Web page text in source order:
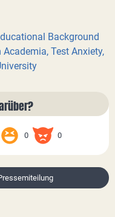
Background
Test Anxiety,
0 0